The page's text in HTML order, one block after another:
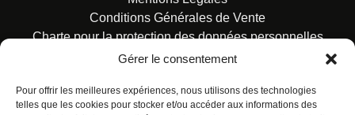
Gérer le consentement
Pour offrir les meilleures expériences, nous utilisons des technologies
telles que les cookies pour stocker et/ou accéder aux informations des
Conditions Générales de Vente
Charte pour la protection des données personnelles